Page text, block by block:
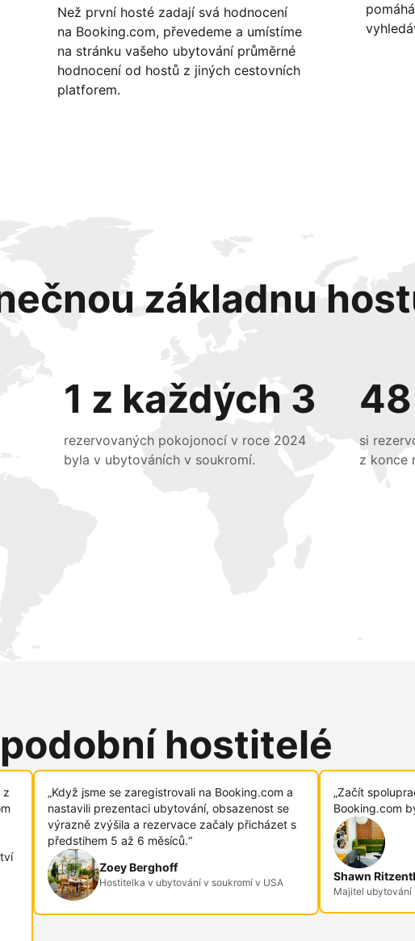
Než první hosté zadají svá hodnocení
na Booking.com, převedeme a umístíme
na stránku vašeho ubytování průměrné
hodnocení od hostů z jiných cestovních
platforem.
základnu
1 z každých 3
rezervovaných pokojonocí v roce 2024
byla v ubytováních v soukromí.
si
z konce
hostitelé
z
„Když jsme se zaregistrovali na Booking.com a
nastavili prezentaci ubytování, obsazenost se
výrazně zvýšila a rezervace začaly přicházet s
předstihem 5 až 6 měsíců.“
Zoey Berghoff
Hostitelka v ubytování v soukromí v USA
„Začít
Booking.com
Shawn
Majitel ubytování